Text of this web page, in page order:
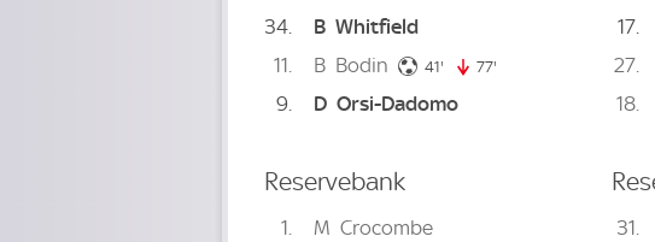
34 B Whitfield
11
B Bodin 41' 41. minute
77'
9 D Orsi-Dadomo
Reservebank
1 M Crocombe
17
27
18
31